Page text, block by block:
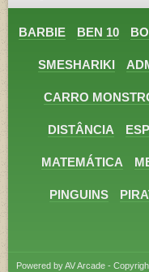
BARBIE BEN 10
SMESHARIKI
CARRO
DISTÂNCIA
MATEMÁTICA
PINGUINS
Powered by AV Arcade -